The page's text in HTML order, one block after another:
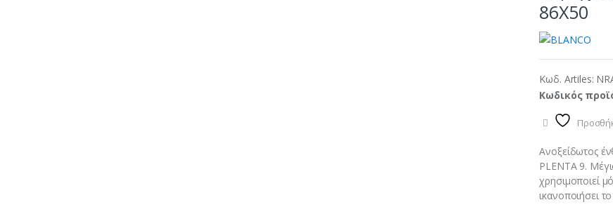
86X50
Κωδ. Artiles:
Κωδικός
Ανοξείδωτος
PLENTA 9.
χρησιμοποιεί
ικανοποιήσει